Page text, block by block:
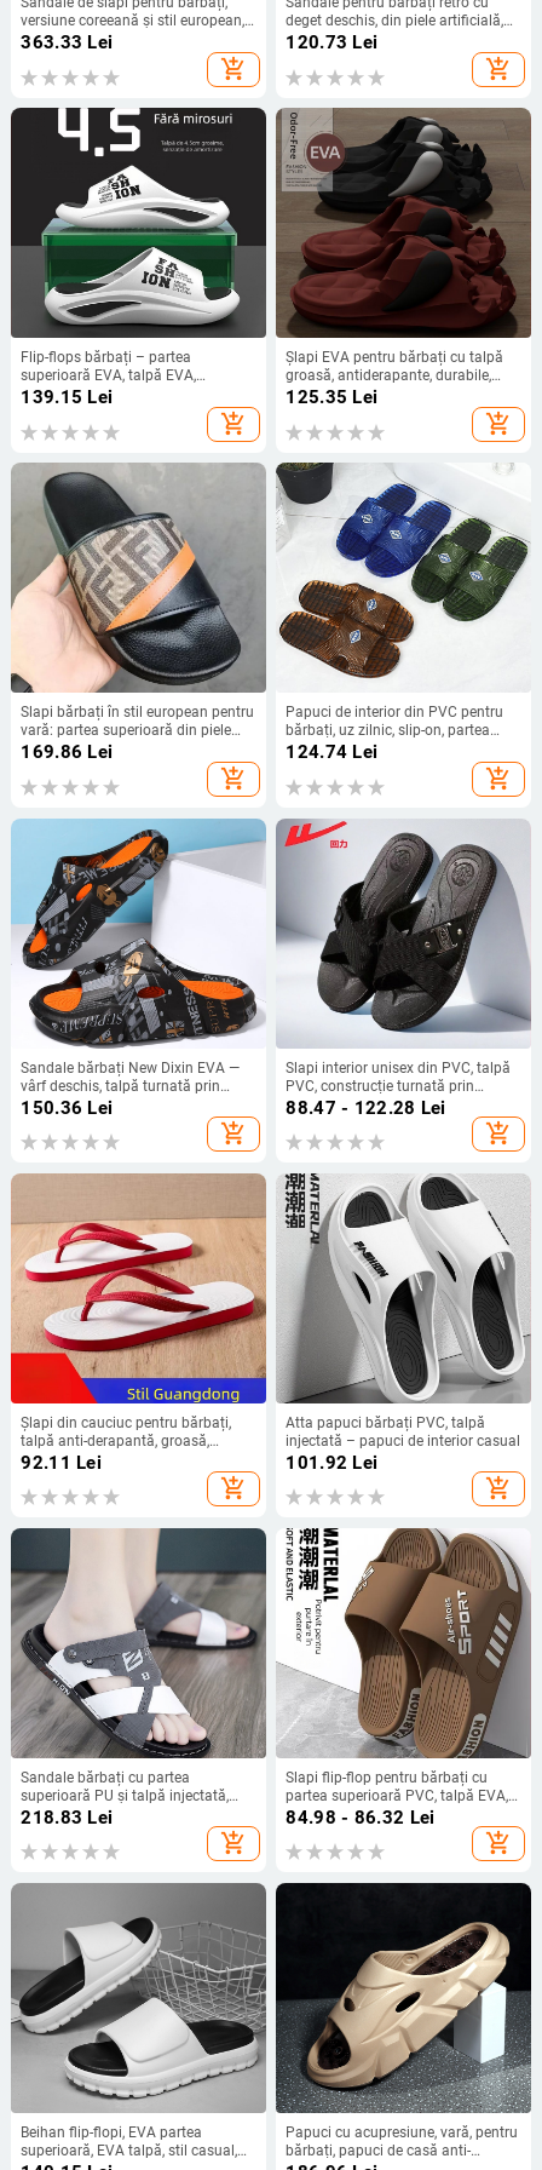
versiune coreeană și stil european,
talpă din cauciuc, închidere slip-on,
363.33 Lei
add_shopping_cart
deget deschis, din piele artificială,
talpă EVA, pentru vârsta 18–40 de
120.73 Lei
add_shopping_cart
Flip-flops bărbați – partea
superioară EVA, talpă EVA,
antiderapante, ușor de purtat, stil
139.15 Lei
add_shopping_cart
Șlapi EVA pentru bărbați cu talpă
groasă, antiderapante, durabile,
rezistente la miros
125.35 Lei
add_shopping_cart
Slapi bărbați în stil european pentru
vară: partea superioară din piele
microfibră, talpă din cauciuc,
imprimeu cu litere, deget deschis
169.86 Lei
add_shopping_cart
Papuci de interior din PVC pentru
bărbați, uz zilnic, slip-on, partea
superioară PVC, talpă din PVC
turnată, lansare primăvara 2025
124.74 Lei
add_shopping_cart
Sandale bărbați New Dixin EVA —
vârf deschis, talpă turnată prin
injecție, antiderapante, stil tineret
150.36 Lei
add_shopping_cart
Slapi interior unisex din PVC, talpă
PVC, construcție turnată prin
injecție, model 3265
88.47 - 122.28 Lei
add_shopping_cart
Șlapi din cauciuc pentru bărbați,
talpă anti-derapantă, groasă,
rezistente la uzură, ușoare și
92.11 Lei
add_shopping_cart
Atta papuci bărbați PVC, talpă
injectată – papuci de interior casual
101.92 Lei
add_shopping_cart
Sandale bărbați cu partea
superioară PU și talpă injectată,
antiderapante, dual pentru condus
și purtare casual, stil coreean
218.83 Lei
add_shopping_cart
Slapi flip-flop pentru bărbați cu
partea superioară PVC, talpă EVA,
stil Leisure, talpă turnată prin
84.98 - 86.32 Lei
add_shopping_cart
Beihan flip-flopi, EVA partea
superioară, EVA talpă, stil casual,
Papuci cu acupresiune, vară, pentru
bărbați, papuci de casă anti-